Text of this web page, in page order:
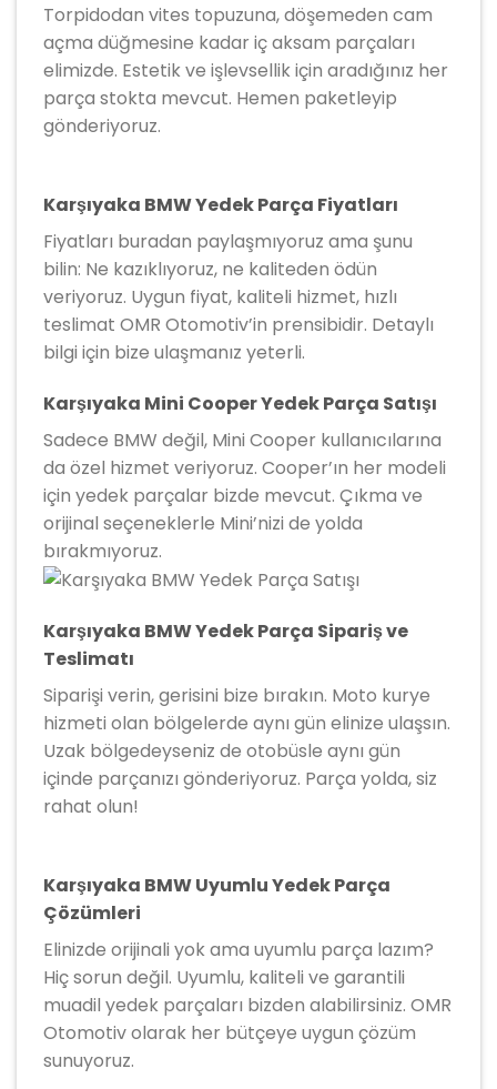
Torpidodan vites topuzuna, döşemeden cam
açma düğmesine kadar iç aksam parçaları
elimizde. Estetik ve işlevsellik için aradığınız her
parça stokta mevcut. Hemen paketleyip
gönderiyoruz.
Karşıyaka BMW Yedek Parça Fiyatları
Fiyatları buradan paylaşmıyoruz ama şunu
bilin: Ne kazıklıyoruz, ne kaliteden ödün
veriyoruz. Uygun fiyat, kaliteli hizmet, hızlı
teslimat OMR Otomotiv’in prensibidir. Detaylı
bilgi için bize ulaşmanız yeterli.
Karşıyaka Mini Cooper Yedek Parça Satışı
Sadece BMW değil, Mini Cooper kullanıcılarına
da özel hizmet veriyoruz. Cooper’ın her modeli
için yedek parçalar bizde mevcut. Çıkma ve
orijinal seçeneklerle Mini’nizi de yolda
bırakmıyoruz.
Karşıyaka BMW Yedek Parça Sipariş ve
Teslimatı
Siparişi verin, gerisini bize bırakın. Moto kurye
hizmeti olan bölgelerde aynı gün elinize ulaşsın.
Uzak bölgedeyseniz de otobüsle aynı gün
içinde parçanızı gönderiyoruz. Parça yolda, siz
rahat olun!
Karşıyaka BMW Uyumlu Yedek Parça
Çözümleri
Elinizde orijinali yok ama uyumlu parça lazım?
Hiç sorun değil. Uyumlu, kaliteli ve garantili
muadil yedek parçaları bizden alabilirsiniz. OMR
Otomotiv olarak her bütçeye uygun çözüm
sunuyoruz.